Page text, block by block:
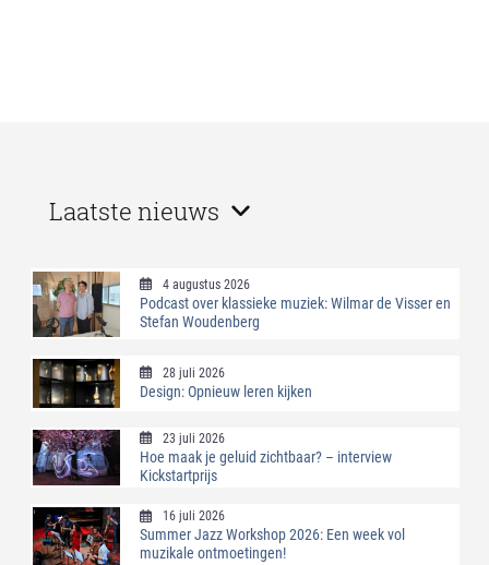
Laatste nieuws
4 augustus 2026
Podcast over klassieke muziek: Wilmar de Visser en
Stefan Woudenberg
28 juli 2026
Design: Opnieuw leren kijken
23 juli 2026
Hoe maak je geluid zichtbaar? – interview
Kickstartprijs
16 juli 2026
Summer Jazz Workshop 2026: Een week vol
muzikale ontmoetingen!